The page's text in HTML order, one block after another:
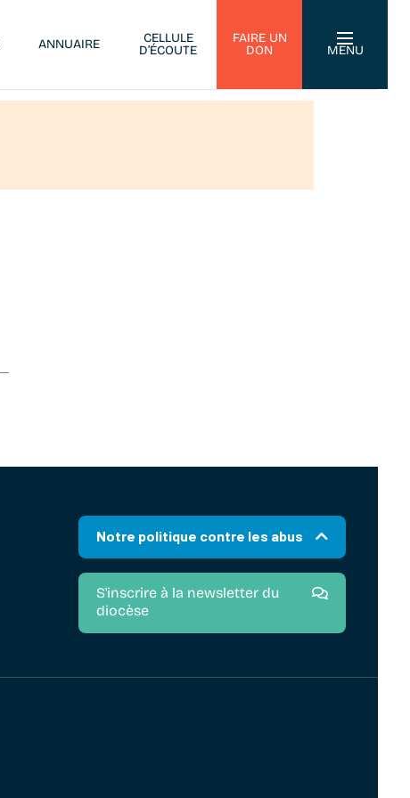
ANNUAIRE
CELLULE
D’ÉCOUTE
FAIRE UN
DON
MENU
Notre politique contre les abus
S'inscrire à la newsletter du
diocèse